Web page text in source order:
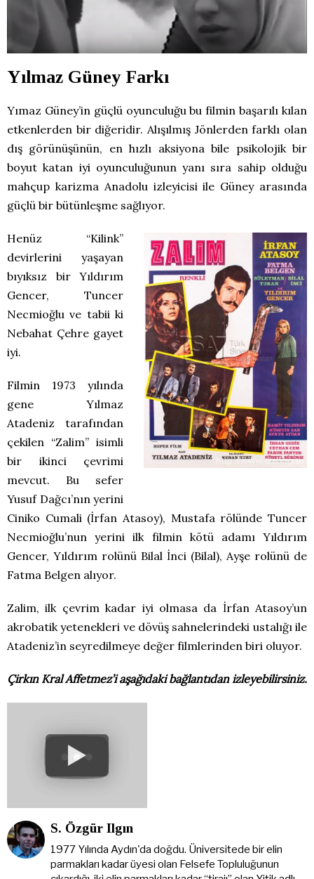
Yılmaz Güney Farkı
Yımaz Güney’in güçlü oyunculuğu bu filmin başarılı kılan
etkenlerden bir diğeridir. Alışılmış Jönlerden farklı olan
dış görünüşünün, en hızlı aksiyona bile psikolojik bir
boyut katan iyi oyunculuğunun yanı sıra sahip olduğu
mahçup karizma Anadolu izleyicisi ile Güney arasında
güçlü bir bütünleşme sağlıyor.
Henüz “Kilink”
devirlerini yaşayan
bıyıksız bir Yıldırım
Gencer, Tuncer
Necmioğlu ve tabii ki
Nebahat Çehre gayet
iyi.
Filmin 1973 yılında
gene Yılmaz
Atadeniz tarafından
çekilen “Zalim” isimli
bir ikinci çevrimi
mevcut. Bu sefer
Yusuf Dağcı’nın yerini
Ciniko Cumali (İrfan Atasoy), Mustafa rölünde Tuncer
Necmioğlu’nun yerini ilk filmin kötü adamı Yıldırım
Gencer, Yıldırım rolünü Bilal İnci (Bilal), Ayşe rolünü de
Fatma Belgen alıyor.
Zalim, ilk çevrim kadar iyi olmasa da İrfan Atasoy’un
akrobatik yetenekleri ve dövüş sahnelerindeki ustalığı ile
Atadeniz’in seyredilmeye değer filmlerinden biri oluyor.
Çirkın Kral Affetmez’i aşağıdaki bağlantıdan izleyebilirsiniz.
S. Özgür Ilgın
1977 Yılında Aydın'da doğdu. Üniversitede bir elin
parmakları kadar üyesi olan Felsefe Topluluğunun